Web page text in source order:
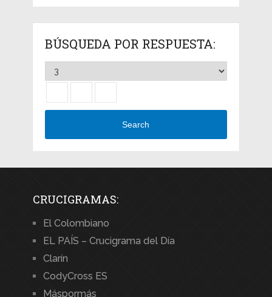
BÚSQUEDA POR RESPUESTA:
Search
CRUCIGRAMAS:
El Colombiano
EL PAÍS – Crucigrama del Día
Clarín
CodyCross ES
Máspormás